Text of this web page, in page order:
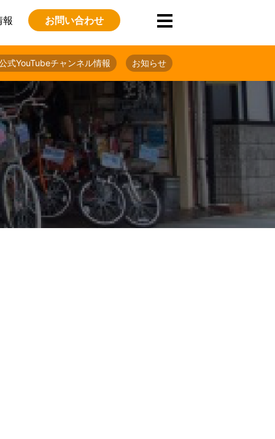
報 お問い合わせ
式YouTubeチャンネル情報 お知らせ